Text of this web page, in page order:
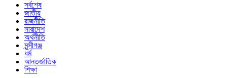
সর্বশেষ
জাতীয়
রাজনীতি
সারাদেশ
অর্থনীতি
মুন্সীগঞ্জ
ধর্ম
আন্তর্জাতিক
শিক্ষা